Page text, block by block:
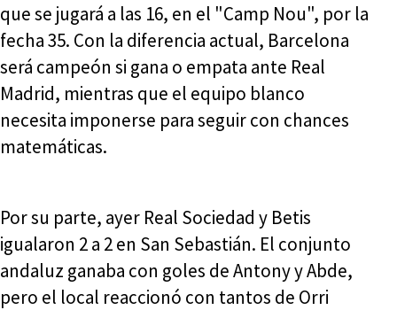
que se jugará a las 16, en el "Camp Nou", por la
fecha 35. Con la diferencia actual, Barcelona
será campeón si gana o empata ante Real
Madrid, mientras que el equipo blanco
necesita imponerse para seguir con chances
matemáticas.
Por su parte, ayer Real Sociedad y Betis
igualaron 2 a 2 en San Sebastián. El conjunto
andaluz ganaba con goles de Antony y Abde,
pero el local reaccionó con tantos de Orri